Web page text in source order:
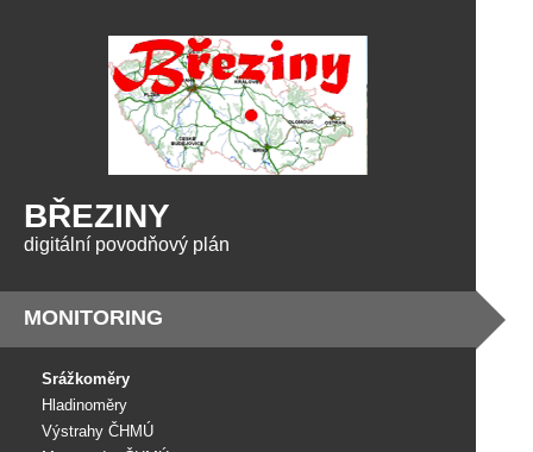
BŘEZINY
digitální povodňový plán
MONITORING
Srážkoměry
Hladinoměry
Výstrahy ČHMÚ